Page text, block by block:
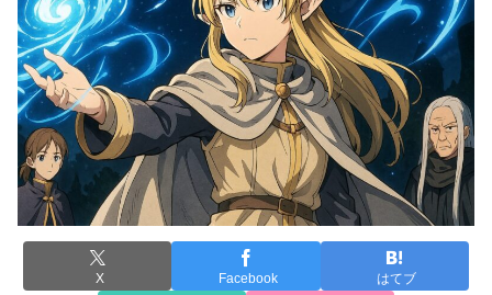
X Facebook はてブ